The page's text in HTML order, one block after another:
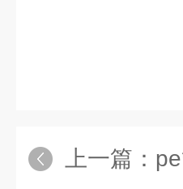
上一篇：